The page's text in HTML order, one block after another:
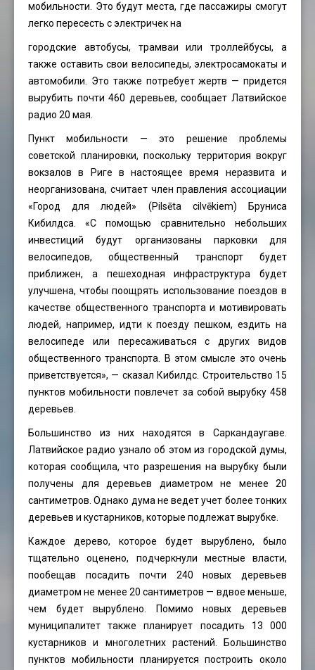
мобильности. Это будут места, где пассажиры смогут
легко пересесть с электричек на
городские автобусы, трамваи или троллейбусы, а
также оставить свои велосипеды, электросамокаты и
автомобили. Это также потребует жертв — придется
вырубить почти 460 деревьев, сообщает Латвийское
радио 20 мая.
Пункт мобильности — это решение проблемы
советской планировки, поскольку территория вокруг
вокзалов в Риге в настоящее время неразвита и
неорганизована, считает член правления ассоциации
«Город для людей» (Pilsēta cilvēkiem) Бруниса
Кибилдса. «С помощью сравнительно небольших
инвестиций будут организованы парковки для
велосипедов, общественный транспорт будет
приближен, а пешеходная инфраструктура будет
улучшена, чтобы поощрять использование поездов в
качестве общественного транспорта и мотивировать
людей, например, идти к поезду пешком, ездить на
велосипеде или пересаживаться с других видов
общественного транспорта. В этом смысле это очень
приветствуется», — сказал Кибилдс. Строительство 15
пунктов мобильности повлечет за собой вырубку 458
деревьев.
Большинство из них находятся в Саркандаугаве.
Латвийское радио узнало об этом из городской думы,
которая сообщила, что разрешения на вырубку были
получены для деревьев диаметром не менее 20
сантиметров. Однако дума не ведет учет более тонких
деревьев и кустарников, которые подлежат вырубке.
Каждое дерево, которое будет вырублено, было
тщательно оценено, подчеркнули местные власти,
пообещав посадить почти 240 новых деревьев
диаметром не менее 20 сантиметров — вдвое меньше,
чем будет вырублено. Помимо новых деревьев
муниципалитет также планирует посадить 13 000
кустарников и многолетних растений. Большинство
пунктов мобильности планируется построить около